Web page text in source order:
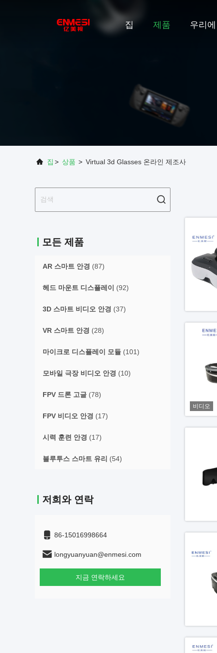
집 제품 우리
집 > 상품 > Virtual 3d Glasses 온라인 제조사
모든 제품
AR 스마트 안경 (87)
헤드 마운트 디스플레이 (92)
3D 스마트 비디오 안경 (37)
VR 스마트 안경 (28)
마이크로 디스플레이 모듈 (101)
모바일 극장 비디오 안경 (10)
FPV 드론 고글 (78)
FPV 비디오 안경 (17)
시력 훈련 안경 (17)
블루투스 스마트 유리 (54)
저희와 연락
86-15016998664
longyuanyuan@enmesi.com
지금 연락하세요
비디오